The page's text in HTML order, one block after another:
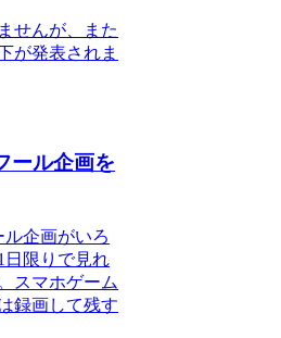
せんが、また
が発表されま
ール企画を
企画がいろ
日限りで見れ
スマホゲーム
録画して残す